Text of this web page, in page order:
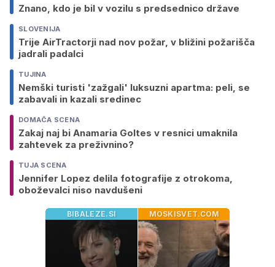
Znano, kdo je bil v vozilu s predsednico države
SLOVENIJA
Trije AirTractorji nad nov požar, v bližini požarišča
jadrali padalci
TUJINA
Nemški turisti 'zažgali' luksuzni apartma: peli, se
zabavali in kazali sredinec
DOMAČA SCENA
Zakaj naj bi Anamaria Goltes v resnici umaknila
zahtevek za preživnino?
TUJA SCENA
Jennifer Lopez delila fotografije z otrokoma,
oboževalci niso navdušeni
BIBALEZE.SI MOSKISVET.COM